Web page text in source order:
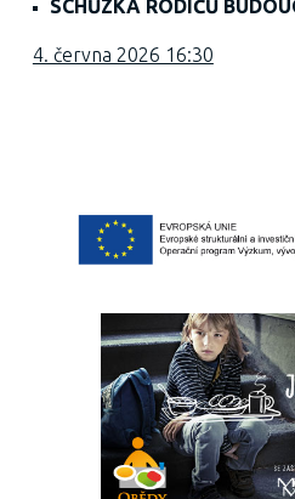
SCHŮZKA RODIČŮ
4. června 2026 16:30